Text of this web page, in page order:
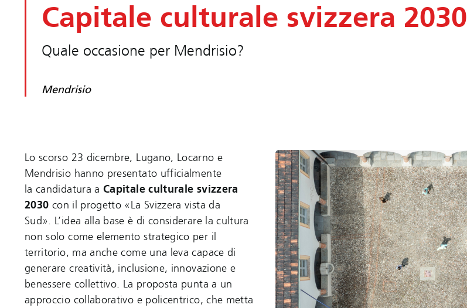
Capitale culturale svizzera 2030
Quale occasione per Mendrisio?
Mendrisio
Lo scorso 23 dicembre, Lugano, Locarno e
Mendrisio hanno presentato ufficialmente
la candidatura aCapitale culturale svizzera
2030 con il progetto «La Svizzera vista da
Sud». L’idea alla base è di considerare la cultura
non solo come elemento strategico per il
territorio, ma anche come una leva capace di
generare creatività, inclusione, innovazione e
benessere collettivo. La proposta punta a un
approccio collaborativo e policentrico, che metta